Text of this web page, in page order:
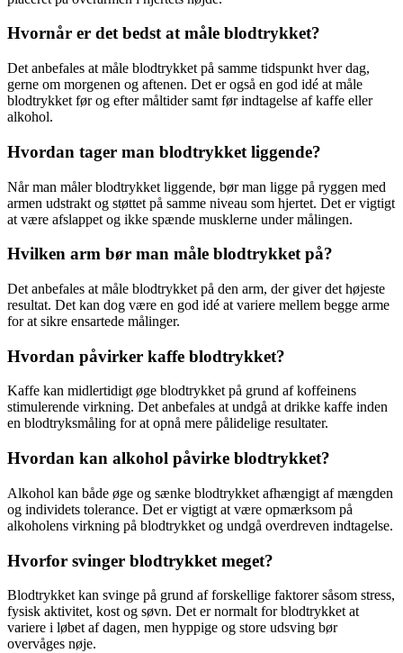
Hvornår er det bedst at måle blodtrykket?
Det anbefales at måle blodtrykket på samme tidspunkt hver dag,
gerne om morgenen og aftenen. Det er også en god idé at måle
blodtrykket før og efter måltider samt før indtagelse af kaffe eller
alkohol.
Hvordan tager man blodtrykket liggende?
Når man måler blodtrykket liggende, bør man ligge på ryggen med
armen udstrakt og støttet på samme niveau som hjertet. Det er vigtigt
at være afslappet og ikke spænde musklerne under målingen.
Hvilken arm bør man måle blodtrykket på?
Det anbefales at måle blodtrykket på den arm, der giver det højeste
resultat. Det kan dog være en god idé at variere mellem begge arme
for at sikre ensartede målinger.
Hvordan påvirker kaffe blodtrykket?
Kaffe kan midlertidigt øge blodtrykket på grund af koffeinens
stimulerende virkning. Det anbefales at undgå at drikke kaffe inden
en blodtryksmåling for at opnå mere pålidelige resultater.
Hvordan kan alkohol påvirke blodtrykket?
Alkohol kan både øge og sænke blodtrykket afhængigt af mængden
og individets tolerance. Det er vigtigt at være opmærksom på
alkoholens virkning på blodtrykket og undgå overdreven indtagelse.
Hvorfor svinger blodtrykket meget?
Blodtrykket kan svinge på grund af forskellige faktorer såsom stress,
fysisk aktivitet, kost og søvn. Det er normalt for blodtrykket at
variere i løbet af dagen, men hyppige og store udsving bør
overvåges nøje.